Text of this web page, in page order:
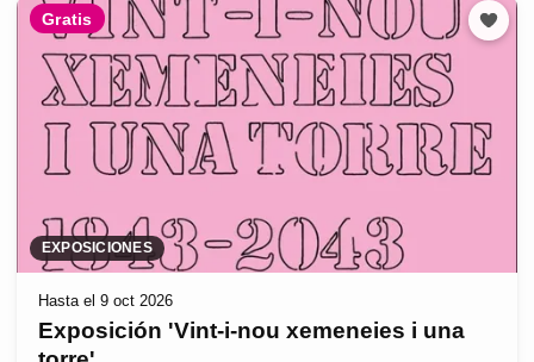
Gratis
EXPOSICIONES
Hasta el 9 oct 2026
Exposición 'Vint-i-nou xemeneies i una